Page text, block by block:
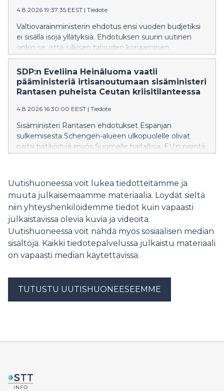
4.8.2026 19:37:35 EEST | Tiedote
Valtiovarainministerin ehdotus ensi vuoden budjetiksi
ei sisällä isoja yllätyksiä. Ehdotuksen suurin uutinen
onkin se, että julkisen talouden korjaaminen
työnnetään seuraavan hallituksen syliin, SDP:n Joona
Räsänen toteaa.
SDP:n Eveliina Heinäluoma vaatii
pääministeriä irtisanoutumaan sisäministeri
Rantasen puheista Ceutan kriisitilanteessa
4.8.2026 16:30:00 EEST | Tiedote
Sisäministeri Rantasen ehdotukset Espanjan
sulkemisesta Schengen-alueen ulkopuolelle olivat
paitsi hätiköityjä myös Suomelle haitallisia. EU:n pisintä
rajaturvallisuuden vaikeissa oloissa.
Uutishuoneessa voit lukea tiedotteitamme ja
muuta julkaisemaamme materiaalia. Löydät sieltä
niin yhteyshenkilöidemme tiedot kuin vapaasti
julkaistavissa olevia kuvia ja videoita.
Uutishuoneessa voit nähdä myös sosiaalisen median
sisältöjä. Kaikki tiedotepalvelussa julkaistu materiaali
on vapaasti median käytettävissä.
TUTUSTU UUTISHUONEESEEMME